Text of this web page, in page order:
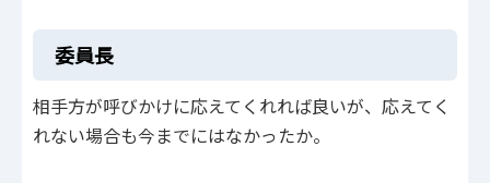
委員長
相手方が呼びかけに応えてくれれば良いが、応えてく
れない場合も今までにはなかったか。